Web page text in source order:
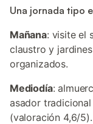
Una jornada tipo
Mañana: visite el
claustro y
organizados.
Mediodía:
asador
(valoración 4,6/